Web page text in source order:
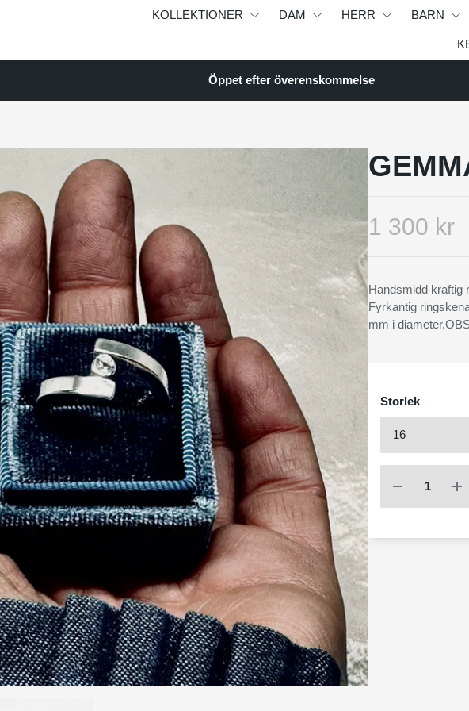
KOLLEKTIONER DAM HERR BARN
Öppet efter överenskommelse
1 300 kr
Handsmidd kraftig
Fyrkantig
mm i
Storlek